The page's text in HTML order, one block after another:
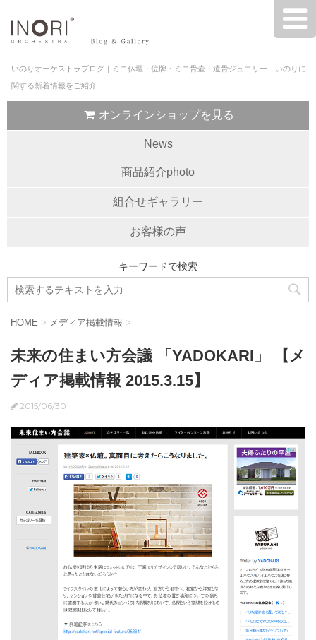
いのりオーケストラブログ｜ミニ仏壇・位牌・ミニ骨壷・遺骨ジュエリー いのりに
関する新着情報をご紹介
オンラインショップを見る
News
商品紹介photo
組合せギャラリー
お客様の声
キーワードで検索
HOME > メディア掲載情報 >
未来の住まい方会議 「YADOKARI」 【メ
ディア掲載情報 2015.3.15】
2015/06/30